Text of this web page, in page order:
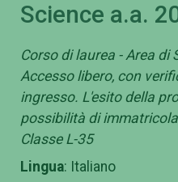
Science a.a.
Corso di laurea - Area di
Accesso libero, con
ingresso. L'esito della
possibilità di
Classe L-35
Lingua: Italiano